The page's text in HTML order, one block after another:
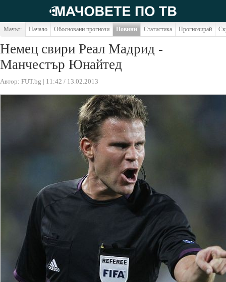
Мачът: Начало Обосновани прогнози Новини Статистика Прогнозирай
Немец свири Реал Мадрид -
Манчестър Юнайтед
Автор: FUT.bg | 11:42 / 13.02.2013